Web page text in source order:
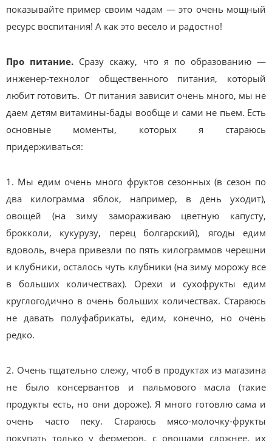
показывайте пример своим чадам — это очень мощный
ресурс воспитания! А как это весело и радостно!
Про питание. Сразу скажу, что я по образованию —
инженер-технолог общественного питания, который
любит готовить. От питания зависит очень много, мы не
даем детям витамины-бады вообще и сами не пьем. Есть
основные моменты, которых я стараюсь
придерживаться:
1. Мы едим очень много фруктов сезонных (в сезон по
два килограмма яблок, например, в день уходит),
овощей (на зиму замораживаю цветную капусту,
брокколи, кукурузу, перец болгарский), ягоды едим
вдоволь, вчера привезли по пять килограммов черешни
и клубники, осталось чуть клубники (на зиму морожу все
в больших количествах). Орехи и сухофрукты едим
круглогодично в очень больших количествах. Стараюсь
не давать полуфабрикаты, едим, конечно, но очень
редко.
2. Очень тщательно слежу, чтоб в продуктах из магазина
не было консервантов и пальмового масла (такие
продукты есть, но они дороже). Я много готовлю сама и
очень часто пеку. Стараюсь мясо-молочку-фрукты
покупать только у фермеров, с овощами сложнее, их